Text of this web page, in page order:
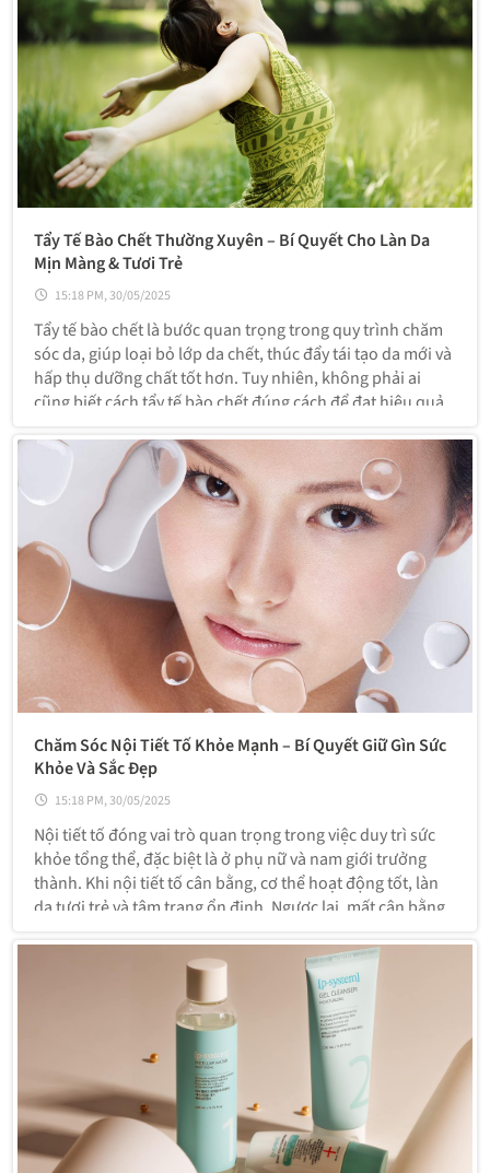
Tẩy Tế Bào Chết Thường Xuyên – Bí Quyết Cho Làn Da
Mịn Màng & Tươi Trẻ
15:18 PM, 30/05/2025
Tẩy tế bào chết là bước quan trọng trong quy trình chăm
sóc da, giúp loại bỏ lớp da chết, thúc đẩy tái tạo da mới và
hấp thụ dưỡng chất tốt hơn. Tuy nhiên, không phải ai
cũng biết cách tẩy tế bào chết đúng cách để đạt hiệu quả
tế bào chết
Chăm Sóc Nội Tiết Tố Khỏe Mạnh – Bí Quyết Giữ Gìn Sức
Khỏe Và Sắc Đẹp
15:18 PM, 30/05/2025
Nội tiết tố đóng vai trò quan trọng trong việc duy trì sức
khỏe tổng thể, đặc biệt là ở phụ nữ và nam giới trưởng
thành. Khi nội tiết tố cân bằng, cơ thể hoạt động tốt, làn
da tươi trẻ và tâm trạng ổn định. Ngược lại, mất cân bằng